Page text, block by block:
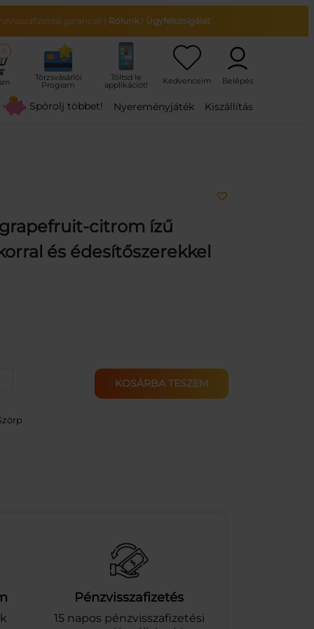
garancia! | Rólunk| Ügyfélszolgálat
0
Spórolj többet! Nyereményjáték Kiszállítás
citrom ízű
és édesítőszerekkel
KOSÁRBA TESZEM
Pénzvisszafizetés
15 napos pénzvisszafizetési